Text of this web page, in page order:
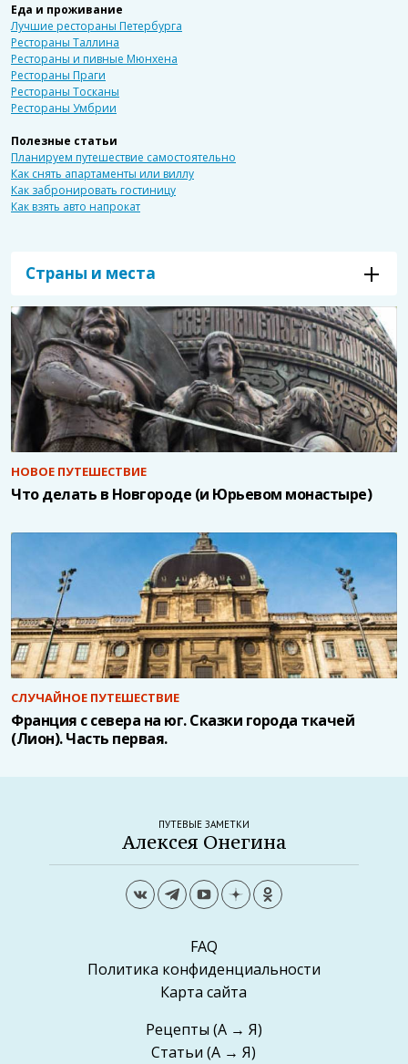
Еда и проживание
Лучшие рестораны Петербурга
Рестораны Таллина
Рестораны и пивные Мюнхена
Рестораны Праги
Рестораны Тосканы
Рестораны Умбрии
Полезные статьи
Планируем путешествие самостоятельно
Как снять апартаменты или виллу
Как забронировать гостиницу
Как взять авто напрокат
Страны и места
НОВОЕ ПУТЕШЕСТВИЕ
Что делать в Новгороде (и Юрьевом монастыре)
СЛУЧАЙНОЕ ПУТЕШЕСТВИЕ
Франция с севера на юг. Сказки города ткачей
(Лион). Часть первая.
ПУТЕВЫЕ ЗАМЕТКИ
Алексея Онегина
FAQ
Политика конфиденциальности
Карта сайта
Рецепты (А → Я)
Статьи (А → Я)